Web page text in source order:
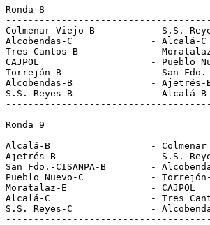
Ronda 8
Colmenar Viejo-B          - S.S.
Alcobendas-C              -
Tres Cantos-B             -
CAJPOL                    - Pueblo
Torrejón-B                - San Fdo.-
Alcobendas-B              -
S.S. Reyes-B              -
Ronda 9
Alcalá-B                  -
Ajetrés-B                 - S.S.
San Fdo.-CISANPA-B        -
Pueblo Nuevo-C            -
Moratalaz-E               -
Alcalá-C                  - Tres
S.S. Reyes-C              -